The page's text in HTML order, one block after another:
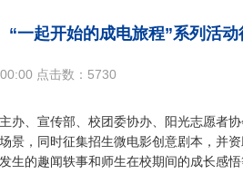
“一起开始的成电旅程”系列活
点击数：5730
办、宣传部、校团委协办、阳光志愿者
景，同时征集招生微电影创意剧本，并
生的趣闻轶事和师生在校期间的成长感